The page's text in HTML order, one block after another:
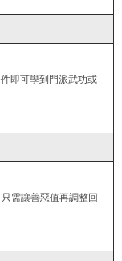
即可學到門派武功或
需讓善惡值再調整回